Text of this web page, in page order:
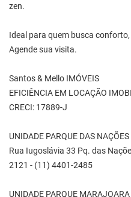
zen.
Ideal para quem busca
Agende sua visita.
Santos & Mello IMÓVEIS
EFICIÊNCIA EM LOCAÇÃO
CRECI: 17889-J
UNIDADE PARQUE DAS NAÇÕES
Rua Iugoslávia 33 Pq. das
2121 - (11) 4401-2485
UNIDADE PARQUE MARAJOARA